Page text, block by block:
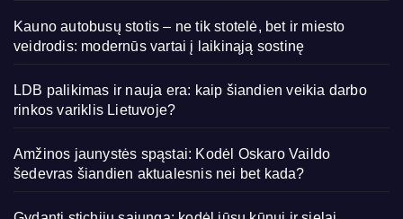
Kauno autobusų stotis – ne tik stotelė, bet ir miesto
veidrodis: modernūs vartai į laikinąją sostinę
LDB palikimas ir nauja era: kaip šiandien veikia darbo
rinkos variklis Lietuvoje?
Amžinos jaunystės spąstai: Kodėl Oskaro Vaildo
šedevras šiandien aktualesnis nei bet kada?